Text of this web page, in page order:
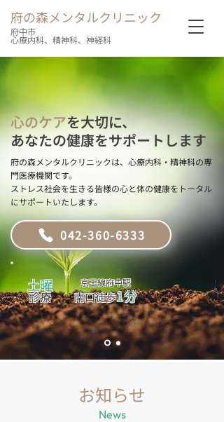
府の森メンタルクリニック
府中市
心療内科、精神科、神経科
土曜
診療
042-360-6333
心のケアを大切に、
あなたの健康をサポートします
府の森メンタルクリニックは、心療内科・精神科の専
門医療機関です。
ストレス社会を生きる皆様の心と体の健康をトータル
にサポートいたします。
京王線府中駅
南口徒歩1分
お知らせ
News